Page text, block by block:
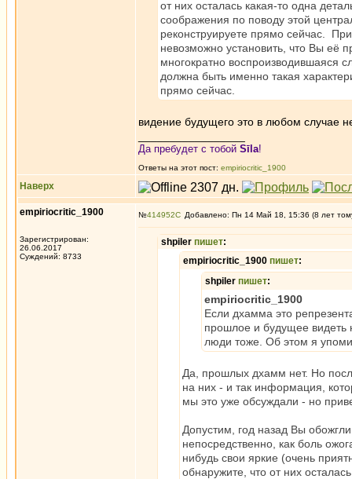
от них осталась какая-то одна
соображения по поводу этой
реконструируете прямо сейчас.
невозможно установить, что Вы её
многократно воспроизводившаяся
должна быть именно такая
прямо сейчас.
видение будущего это в любом случае
Да пребудет с тобой Sīla!
Ответы на этот пост: empiriocritic_1900
Наверх
empiriocritic_1900
Зарегистрирован:
26.06.2017
Суждений: 8733
№414952 Добавлено: Пн 14 Май 18, 15:36 (8 лет
shpiler пишет:
empiriocritic_1900 пишет:
shpiler пишет:
empiriocritic_1900
Если дхамма это
прошлое и будущее видеть
люди тоже. Об этом я
Да, прошлых дхамм нет. Но
на них - и так информация,
мы это уже обсуждали - но
Допустим, год назад Вы
непосредственно, как боль
нибудь свои яркие (очень
обнаружите, что от них